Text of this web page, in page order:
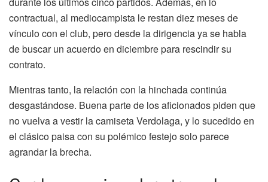
contractual, al mediocampista le restan diez meses de
vínculo con el club, pero desde la dirigencia ya se habla
de buscar un acuerdo en diciembre para rescindir su
contrato.
Mientras tanto, la relación con la hinchada continúa
desgastándose. Buena parte de los aficionados piden que
no vuelva a vestir la camiseta Verdolaga, y lo sucedido en
el clásico paisa con su polémico festejo solo parece
agrandar la brecha.